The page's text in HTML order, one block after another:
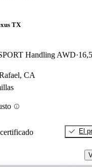
TX
Handling AWD
CA
El